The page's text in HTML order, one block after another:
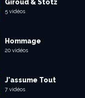
Giroud & Stotz
5 vidéos
Hommage
20 vidéos
J'assume Tout
7 vidéos